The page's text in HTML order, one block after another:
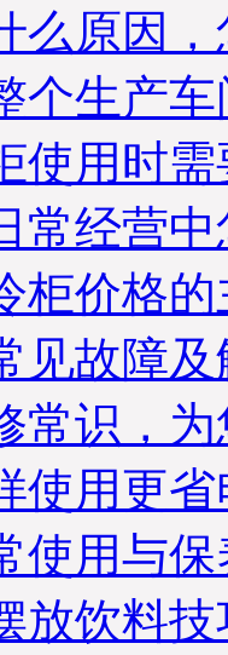
么原因
个生产
使用时
常经营
柜价格
见故障
常识，
使用更省
使用与
放饮料技